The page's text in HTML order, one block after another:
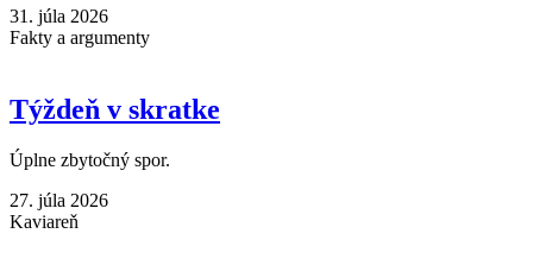
31. júla 2026
Fakty a argumenty
Týždeň v skratke
Úplne zbytočný spor.
27. júla 2026
Kaviareň